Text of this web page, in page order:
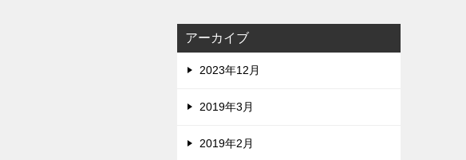
アーカイブ
2023年12月
2019年3月
2019年2月